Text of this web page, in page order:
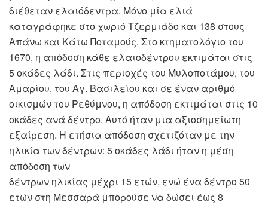
διέθεταν ελαιόδεντρα. Μόνο μία ελιά
καταγράφηκε στο χωριό Τζερμιάδο και 138 στους
Απάνω και Κάτω Ποταμούς. Στο κτηματολόγιο του
1670, η απόδοση κάθε ελαιοδέντρου εκτιμάται στις
5 οκάδες λάδι. Στις περιοχές του Μυλοποτάμου, του
Αμαρίου, του Αγ. Βασιλείου και σε έναν αριθμό
οικισμών του Ρεθύμνου, η απόδοση εκτιμάται στις 10
οκάδες ανά δέντρο. Αυτό ήταν μια αξιοσημείωτη
εξαίρεση. Η ετήσια απόδοση σχετιζόταν με την
ηλικία των δέντρων: 5 οκάδες λάδι ήταν η μέση
απόδοση των
δέντρων ηλικίας μέχρι 15 ετών, ενώ ένα δέντρο 50
ετών στη Μεσσαρά μπορούσε να δώσει έως 8